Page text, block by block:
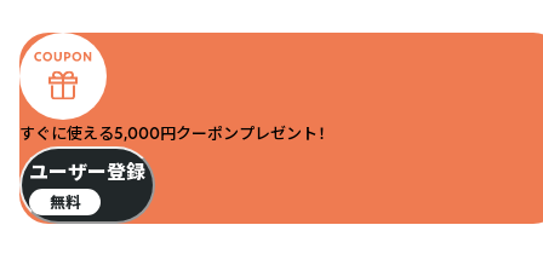
すぐに使える5,000円クーポンプレゼント！
ユーザー登録
無料